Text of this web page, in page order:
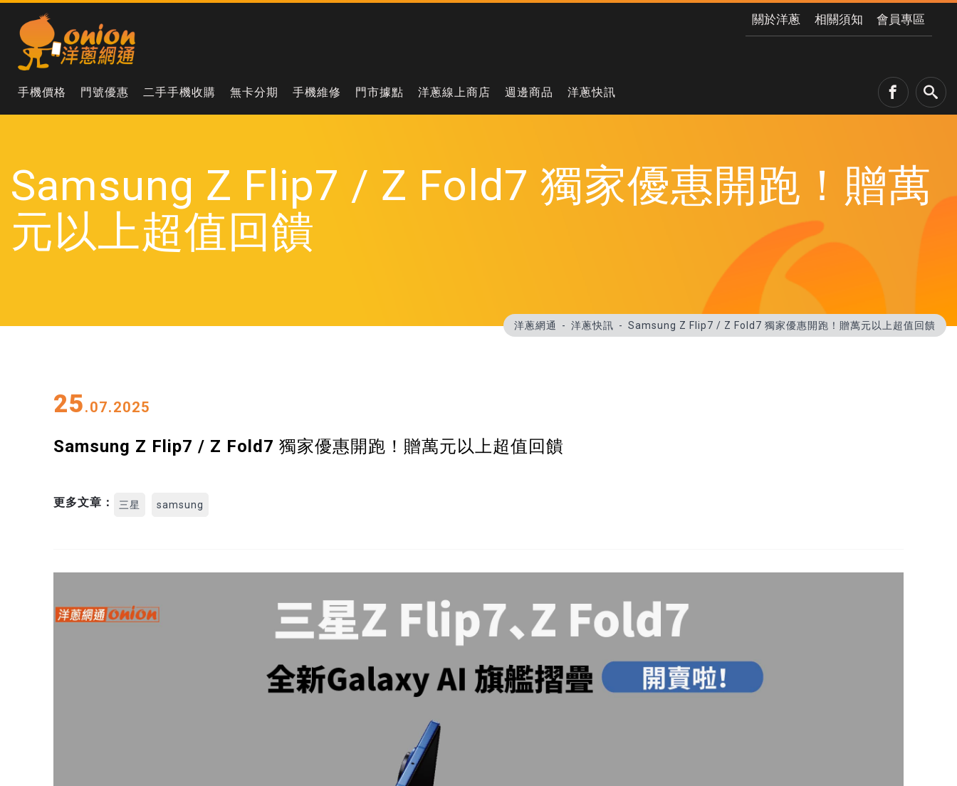
關於洋蔥 相關須知 會員專區
手機價格 門號優惠 二手手機收購 無卡分期 手機維修 門市據點 洋蔥線上商店 週邊商品 洋蔥快訊
Samsung Z Flip7 / Z Fold7 獨家優惠開跑！贈萬
元以上超值回饋
洋蔥網通 洋蔥快訊 Samsung Z Flip7 / Z Fold7 獨家優惠開跑！贈萬元以上超值回饋
25.07.2025
Samsung Z Flip7 / Z Fold7 獨家優惠開跑！贈萬元以上超值回饋
更多文章： 三星 samsung